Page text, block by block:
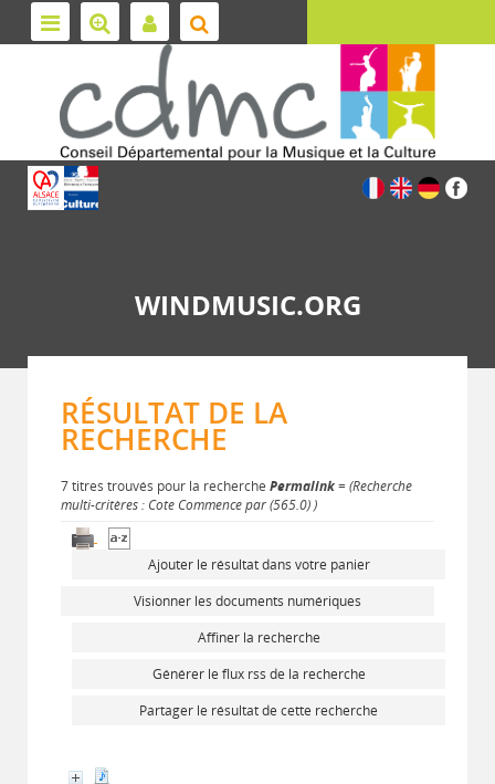
WINDMUSIC.ORG
RÉSULTAT DE LA
RECHERCHE
7 titres trouvés pour la recherche Permalink= (Recherche
multi-critères : Cote Commence par (565.0) )
Ajouter le résultat dans votre panier
Visionner les documents numériques
Affiner la recherche
Générer le flux rss de la recherche
Partager le résultat de cette recherche